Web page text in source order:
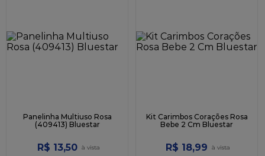
Panelinha Multiuso Rosa
(409413) Bluestar
R$ 13,50
Kit Carimbos Corações Rosa
Bebe 2 Cm Bluestar
R$ 18,99